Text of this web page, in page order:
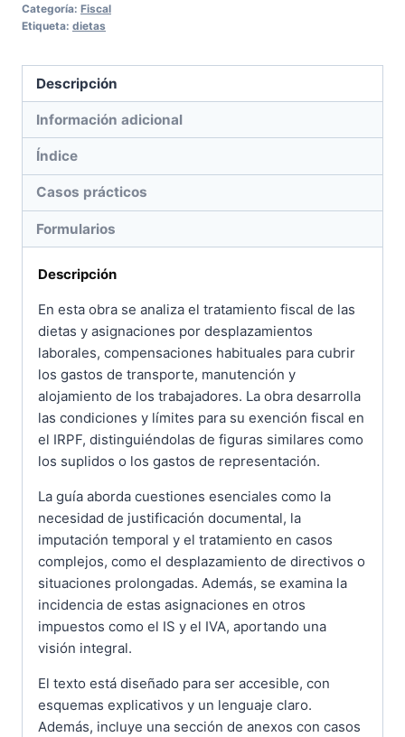
Categoría: Fiscal
Etiqueta: dietas
Descripción
Información adicional
Índice
Casos prácticos
Formularios
Descripción
En esta obra se analiza el tratamiento fiscal de las
dietas y asignaciones por desplazamientos
laborales, compensaciones habituales para cubrir
los gastos de transporte, manutención y
alojamiento de los trabajadores. La obra desarrolla
las condiciones y límites para su exención fiscal en
el IRPF, distinguiéndolas de figuras similares como
los suplidos o los gastos de representación.
La guía aborda cuestiones esenciales como la
necesidad de justificación documental, la
imputación temporal y el tratamiento en casos
complejos, como el desplazamiento de directivos o
situaciones prolongadas. Además, se examina la
incidencia de estas asignaciones en otros
impuestos como el IS y el IVA, aportando una
visión integral.
El texto está diseñado para ser accesible, con
esquemas explicativos y un lenguaje claro.
Además, incluye una sección de anexos con casos